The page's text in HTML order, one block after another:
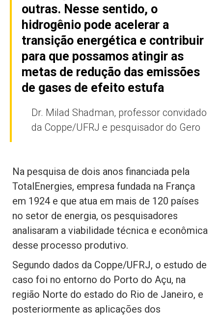
outras. Nesse sentido, o
hidrogênio pode acelerar a
transição energética e contribuir
para que possamos atingir as
metas de redução das emissões
de gases de efeito estufa
Dr. Milad Shadman, professor convidado
da Coppe/UFRJ e pesquisador do Gero
Na pesquisa de dois anos financiada pela
TotalEnergies, empresa fundada na França
em 1924 e que atua em mais de 120 países
no setor de energia, os pesquisadores
analisaram a viabilidade técnica e econômica
desse processo produtivo.
Segundo dados da Coppe/UFRJ, o estudo de
caso foi no entorno do Porto do Açu, na
região Norte do estado do Rio de Janeiro, e
posteriormente as aplicações dos